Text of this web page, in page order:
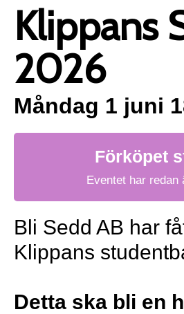
Klippans
2026
Måndag 1 juni
Förköpet
Eventet har redan
Bli Sedd AB har
Klippans
Detta ska bli en